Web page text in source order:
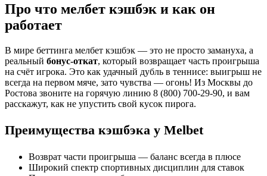
Про что мелбет кэшбэк и как он
работает
В мире беттинга мелбет кэшбэк — это не просто замануха, а
реальный бонус-откат, который возвращает часть проигрыша
на счёт игрока. Это как удачный дубль в теннисе: выигрыш не
всегда на первом мяче, зато чувства — огонь! Из Москвы до
Ростова звоните на горячую линию 8 (800) 700-29-90, и вам
расскажут, как не упустить свой кусок пирога.
Преимущества кэшбэка у Melbet
Возврат части проигрыша — баланс всегда в плюсе
Широкий спектр спортивных дисциплин для ставок